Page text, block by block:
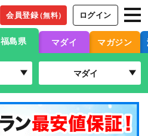
会員登録（無料） ログイン
福島県 マダイ マガジン
マダイ